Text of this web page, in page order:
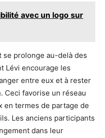
avec un logo sur
se prolonge au-delà des
Lévi encourage les
entre eux et à rester
Ceci favorise un réseau
en termes de partage de
Les anciens participants
dans leur